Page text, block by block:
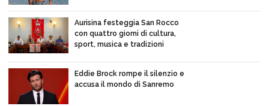
Aurisina festeggia San Rocco
con quattro giorni di cultura,
sport, musica e tradizioni
Eddie Brock rompe il silenzio e
accusa il mondo di Sanremo